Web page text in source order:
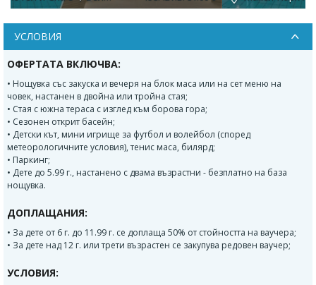
УСЛОВИЯ
ОФЕРТАТА ВКЛЮЧВА:
• Нощувка със закуска и вечеря на блок маса или на сет меню на
човек, настанен в двойна или тройна стая;
• Стая с южна тераса с изглед към борова гора;
• Сезонен открит басейн;
• Детски кът, мини игрище за футбол и волейбол (според
метеорологичните условия), тенис маса, билярд;
• Паркинг;
• Дете до 5.99 г., настанено с двама възрастни - безплатно на база
нощувка.
ДОПЛАЩАНИЯ:
• За дете от 6 г. до 11.99 г. се доплаща 50% от стойността на ваучера;
• За дете над 12 г. или трети възрастен се закупува редовен ваучер;
УСЛОВИЯ: